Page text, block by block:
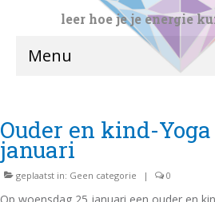
leer hoe je je energie
Menu
yogalessen
Doorgaande leerlijn
Ouder en kind-Yoga
januari
geplaatst in: Geen categorie | 0